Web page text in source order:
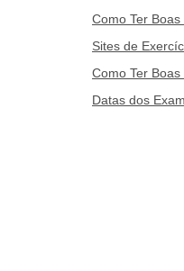
Como Ter
Sites de
Como Ter
Datas dos